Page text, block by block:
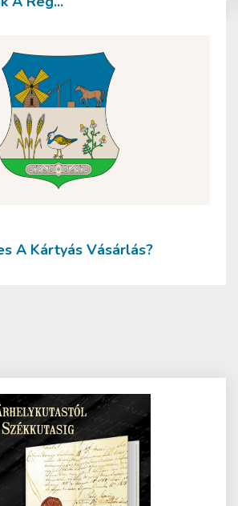
A Kártyás Vásárlás?